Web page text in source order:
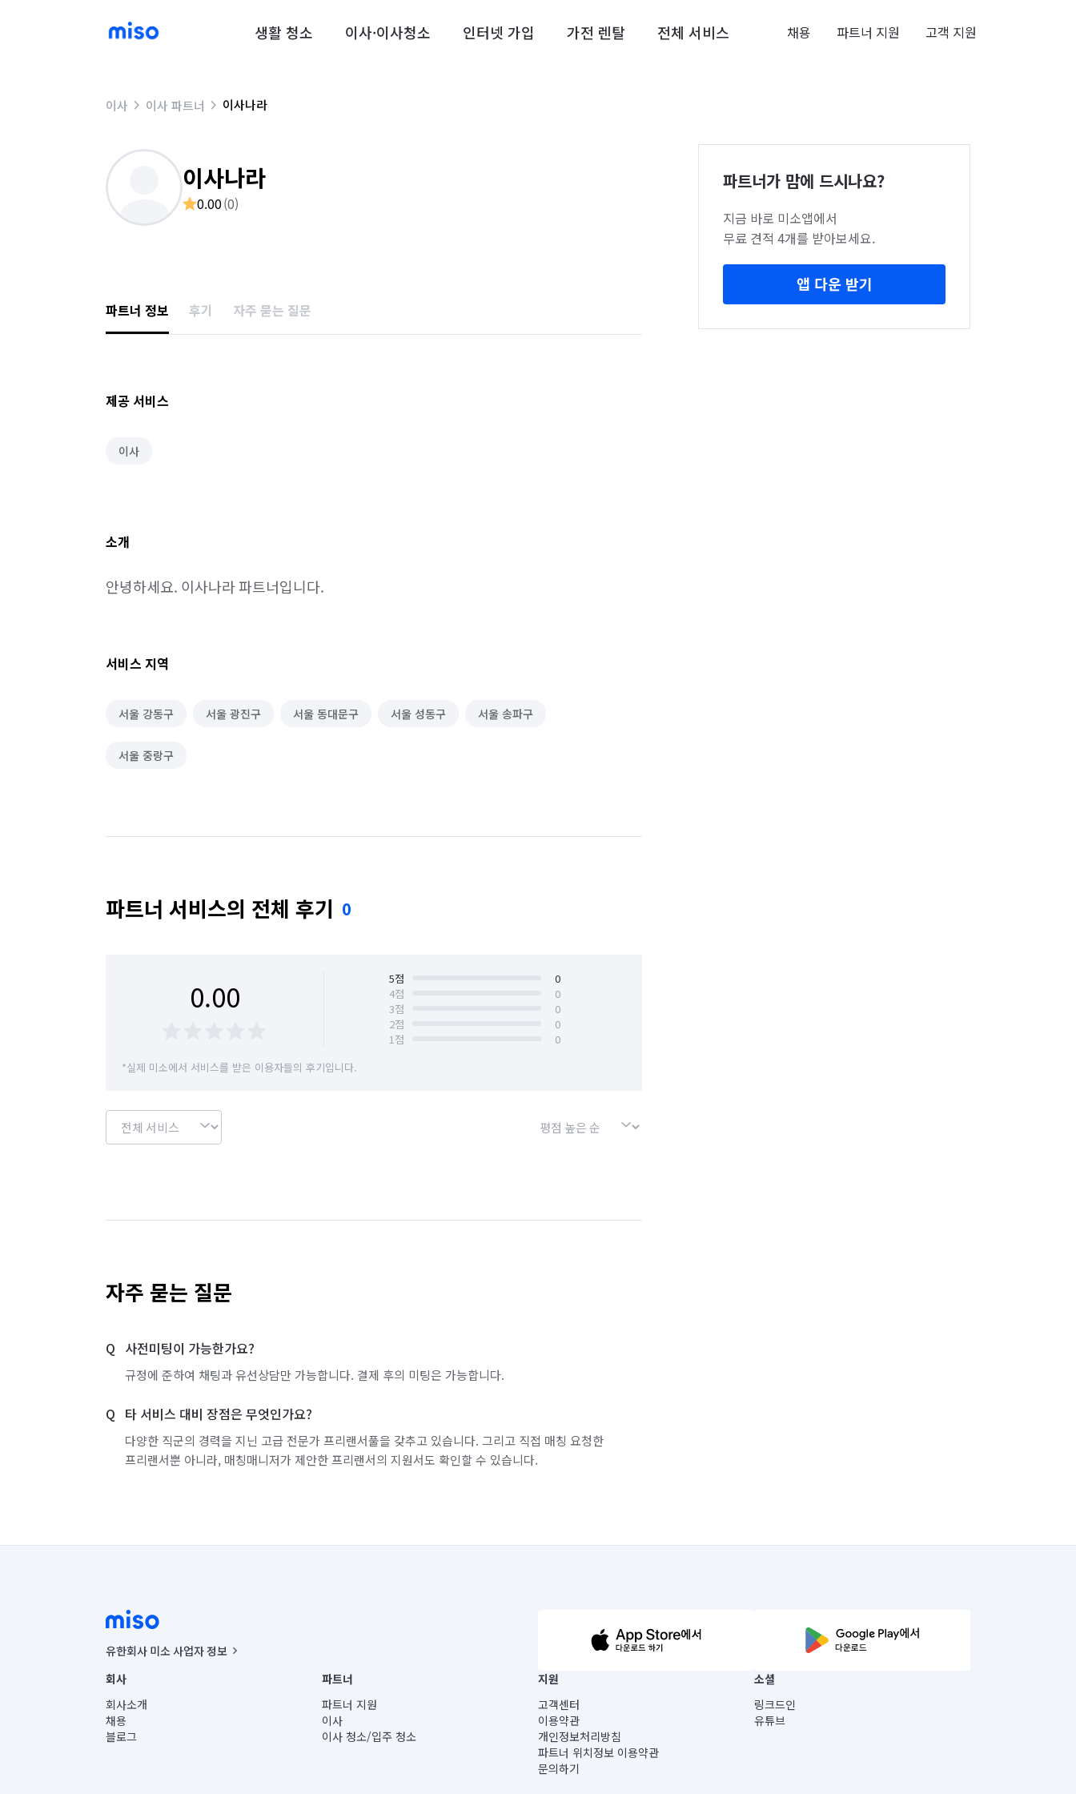
생활 청소 이사·이사청소 인터넷 가입 가전 렌탈 전체 서비스 채용 파트너 지원 고객 지원
이사 이사 파트너 이사나라
이사나라
0.00(0)
파트너 정보 후기 자주 묻는 질문
제공 서비스
이사
소개
안녕하세요. 이사나라 파트너입니다.
서비스 지역
서울 강동구 서울 광진구 서울 동대문구 서울 성동구 서울 송파구
서울 중랑구
파트너 서비스의 전체 후기 0
0.00 5점
0
4점
0
3점
0
2점
0
1점
0
*실제 미소에서 서비스를 받은 이용자들의 후기입니다.
자주 묻는 질문
사전미팅이 가능한가요?
규정에 준하여 채팅과 유선상담만 가능합니다. 결제 후의 미팅은 가능합니다.
타 서비스 대비 장점은 무엇인가요?
다양한 직군의 경력을 지닌 고급 전문가 프리랜서풀을 갖추고 있습니다. 그리고 직접 매칭 요청한
프리랜서뿐 아니라, 매칭매니저가 제안한 프리랜서의 지원서도 확인할 수 있습니다.
파트너가 맘에 드시나요?
지금 바로 미소앱에서
무료 견적 4개를 받아보세요.
앱 다운 받기
유한회사 미소 사업자 정보
사업자등록번호 : 291-87-00271 | 인허가번호 : 2016-3220163-14-5-00019 |
통신판매신고번호 : 2024-서울종로-1400(공정거래위원회 정보) |
대표이사 : CHING VICTOR COLUMBIA RHEE
주소 | 본사: 서울특별시 종로구 율곡로 6(중학동, 트윈트리빌딩) B동 5층
컨택센터 : 서울특별시 종로구 수송동 율곡로 24, 7층, 8층 미소
회사
회사소개
채용
블로그
파트너
파트너 지원
이사
이사 청소/입주 청소
지원
고객센터
이용약관
개인정보처리방침
파트너 위치정보 이용약관
문의하기
소셜
링크드인
유튜브